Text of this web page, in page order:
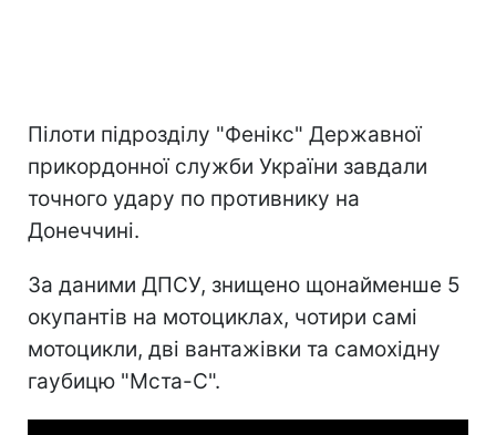
Пілоти підрозділу "Фенікс" Державної
прикордонної служби України завдали
точного удару по противнику на
Донеччині.
За даними ДПСУ, знищено щонайменше 5
окупантів на мотоциклах, чотири самі
мотоцикли, дві вантажівки та самохідну
гаубицю "Мста-С".